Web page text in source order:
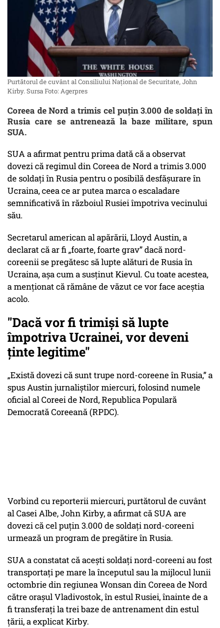
Purtătorul de cuvânt al Consiliului Național de Securitate, John
Kirby. Sursa Foto: Agerpres
Coreea de Nord a trimis cel puțin 3.000 de soldați în
Rusia care se antrenează la baze militare, spun
SUA.
SUA a afirmat pentru prima dată că a observat
dovezi că regimul din Coreea de Nord a trimis 3.000
de soldați în Rusia pentru o posibilă desfășurare în
Ucraina, ceea ce ar putea marca o escaladare
semnificativă în războiul Rusiei împotriva vecinului
său.
Secretarul american al apărării, Lloyd Austin, a
declarat că ar fi „foarte, foarte grav” dacă nord-
coreenii se pregătesc să lupte alături de Rusia în
Ucraina, așa cum a susținut Kievul. Cu toate acestea,
a menționat că rămâne de văzut ce vor face aceștia
acolo.
"Dacă vor fi trimiși să lupte
împotriva Ucrainei, vor deveni
ținte legitime"
„Există dovezi că sunt trupe nord-coreene în Rusia,” a
spus Austin jurnaliștilor miercuri, folosind numele
oficial al Coreei de Nord, Republica Populară
Democrată Coreeană (RPDC).
Vorbind cu reporterii miercuri, purtătorul de cuvânt
al Casei Albe, John Kirby, a afirmat că SUA are
dovezi că cel puțin 3.000 de soldați nord-coreeni
urmează un program de pregătire în Rusia.
SUA a constatat că acești soldați nord-coreeni au fost
transportați pe mare la începutul sau la mijlocul lunii
octombrie din regiunea Wonsan din Coreea de Nord
către orașul Vladivostok, în estul Rusiei, înainte de a
fi transferați la trei baze de antrenament din estul
țării, a explicat Kirby.